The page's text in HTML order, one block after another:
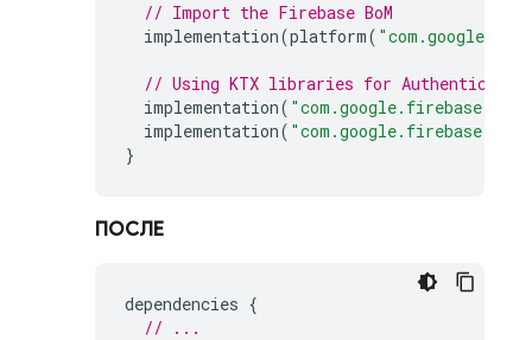
// Import the Firebase BoM
implementation(platform(
// Using KTX libraries for
implementation(
implementation(
}
ПОСЛЕ
dependencies {
// ...